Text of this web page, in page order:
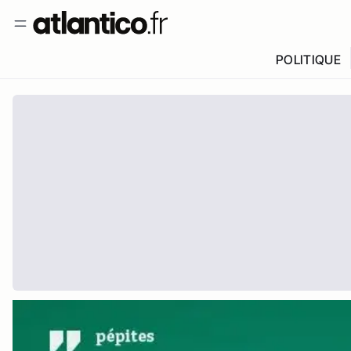
POLITIQUE